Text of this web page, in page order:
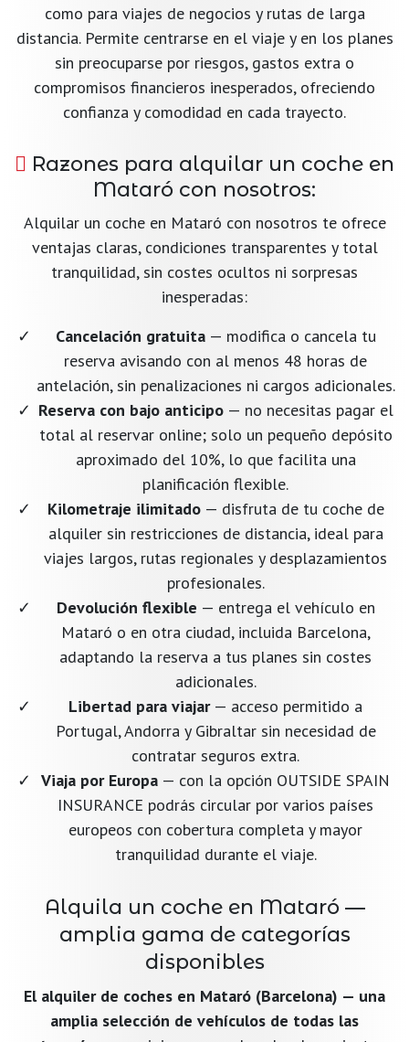
como para viajes de negocios y rutas de larga
distancia. Permite centrarse en el viaje y en los planes
sin preocuparse por riesgos, gastos extra o
compromisos financieros inesperados, ofreciendo
confianza y comodidad en cada trayecto.
Razones para alquilar un coche en
Mataró con nosotros:
Alquilar un coche en Mataró con nosotros te ofrece
ventajas claras, condiciones transparentes y total
tranquilidad, sin costes ocultos ni sorpresas
inesperadas:
Cancelación gratuita— modifica o cancela tu
reserva avisando con al menos 48 horas de
antelación, sin penalizaciones ni cargos adicionales.
Reserva con bajo anticipo— no necesitas pagar el
total al reservar online; solo un pequeño depósito
aproximado del 10%, lo que facilita una
planificación flexible.
Kilometraje ilimitado— disfruta de tu coche de
alquiler sin restricciones de distancia, ideal para
viajes largos, rutas regionales y desplazamientos
profesionales.
Devolución flexible — entrega el vehículo en
Mataró o en otra ciudad, incluida Barcelona,
adaptando la reserva a tus planes sin costes
adicionales.
Libertad para viajar— acceso permitido a
Portugal, Andorra y Gibraltar sin necesidad de
contratar seguros extra.
Viaja por Europa — con la opción OUTSIDE SPAIN
INSURANCE podrás circular por varios países
europeos con cobertura completa y mayor
tranquilidad durante el viaje.
Alquila un coche en Mataró —
amplia gama de categorías
disponibles
El alquiler de coches en Mataró (Barcelona) — una
amplia selección de vehículos de todas las